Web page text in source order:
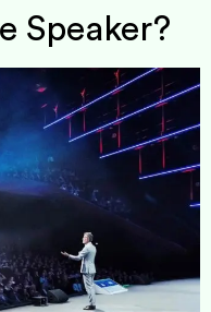
Speaker?